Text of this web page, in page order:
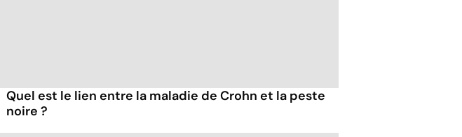
Quel est le lien entre la maladie de Crohn et la peste
noire ?